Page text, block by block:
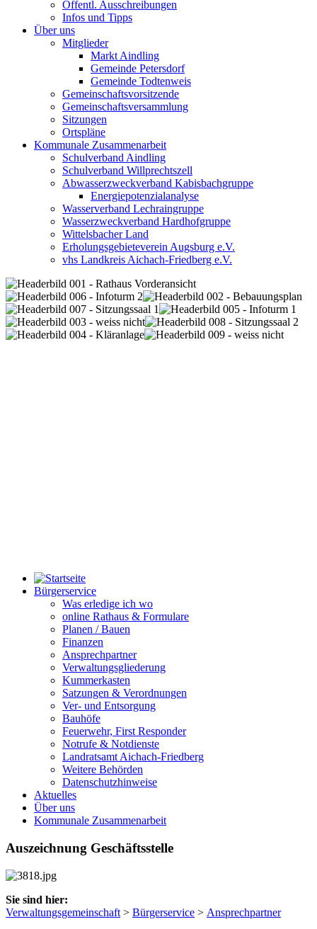
Öffentl. Ausschreibungen
Infos und Tipps
Über uns
Mitglieder
Markt Aindling
Gemeinde Petersdorf
Gemeinde Todtenweis
Gemeinschaftsvorsitzende
Gemeinschaftsversammlung
Sitzungen
Ortspläne
Kommunale Zusammenarbeit
Schulverband Aindling
Schulverband Willprechtszell
Abwasserzweckverband Kabisbachgruppe
Energiepotenzialanalyse
Wasserverband Lechraingruppe
Wasserzweckverband Hardhofgruppe
Wittelsbacher Land
Erholungsgebieteverein Augsburg e.V.
vhs Landkreis Aichach-Friedberg e.V.
Bürgerservice
Was erledige ich wo
online Rathaus & Formulare
Planen / Bauen
Finanzen
Ansprechpartner
Verwaltungsgliederung
Kummerkasten
Satzungen & Verordnungen
Ver- und Entsorgung
Bauhöfe
Feuerwehr, First Responder
Notrufe & Notdienste
Landratsamt Aichach-Friedberg
Weitere Behörden
Datenschutzhinweise
Aktuelles
Über uns
Kommunale Zusammenarbeit
Auszeichnung Geschäftsstelle
Sie sind hier:
Verwaltungsgemeinschaft > Bürgerservice > Ansprechpartner